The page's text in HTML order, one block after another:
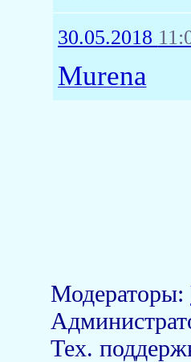
30.05.2018
Murena
Модераторы:
Тех.